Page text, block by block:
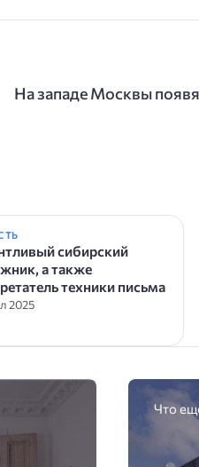
На западе Москвы
сибирский
а также
техники письма
2025
Что